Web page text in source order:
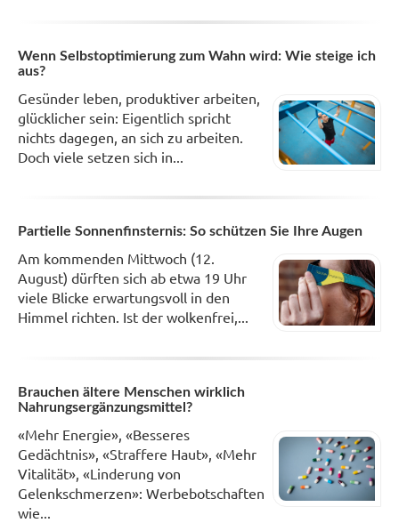
Wenn Selbstoptimierung zum Wahn wird: Wie steige ich
aus?
Gesünder leben, produktiver arbeiten,
glücklicher sein: Eigentlich spricht
nichts dagegen, an sich zu arbeiten.
Doch viele setzen sich in...
Partielle Sonnenfinsternis: So schützen Sie Ihre Augen
Am kommenden Mittwoch (12.
August) dürften sich ab etwa 19 Uhr
viele Blicke erwartungsvoll in den
Himmel richten. Ist der wolkenfrei,...
Brauchen ältere Menschen wirklich
Nahrungsergänzungsmittel?
«Mehr Energie», «Besseres
Gedächtnis», «Straffere Haut», «Mehr
Vitalität», «Linderung von
Gelenkschmerzen»: Werbebotschaften
wie...